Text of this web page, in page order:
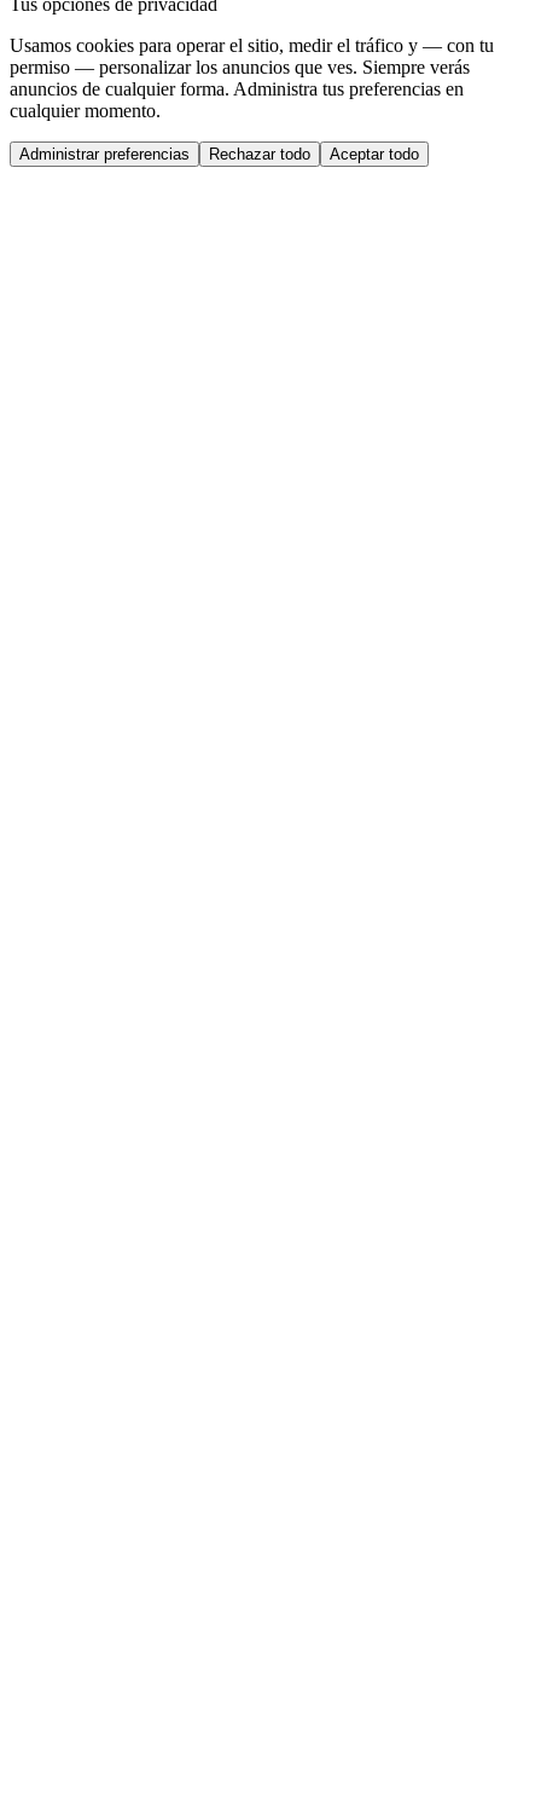
Usamos cookies para operar el sitio, medir el tráfico y — con tu
permiso — personalizar los anuncios que ves. Siempre verás
anuncios de cualquier forma. Administra tus preferencias en
cualquier momento.
Administrar preferencias Rechazar todo Aceptar todo